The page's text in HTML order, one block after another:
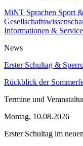
MiNT Sprachen Sport
Informationen & Service
News
Erster Schultag &
Rückblick der
Termine und
Montag, 10.08.2026
Erster Schultag im